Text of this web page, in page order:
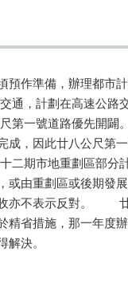
預作準備，辦理都市
，計劃在高速公路
尺第一號道路優先
成，因此廿八公尺第
期市地重劃區部分
或由重劃區或後期發
收亦不表示反對。
精省措施，那一年度
決。